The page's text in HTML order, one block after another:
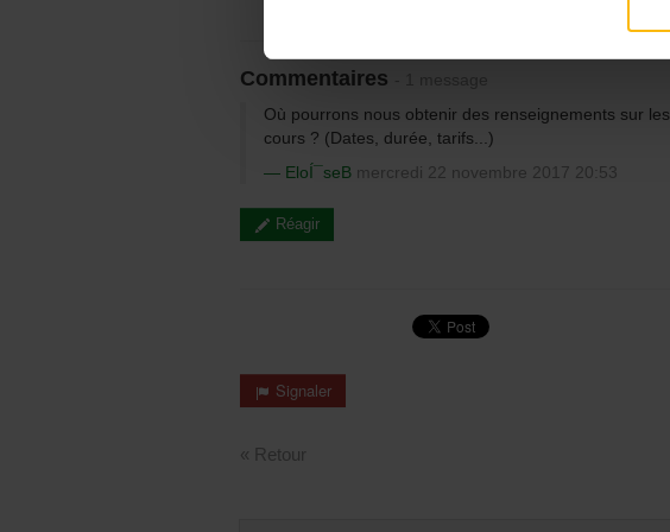
Commentaires
Où pourrons nous obtenir des renseignements sur
cours ? (Dates, durée, tarifs...)
EloÍ¯seB mercredi 22 novembre 2017 20:53
Réagir
Signaler
« Retour